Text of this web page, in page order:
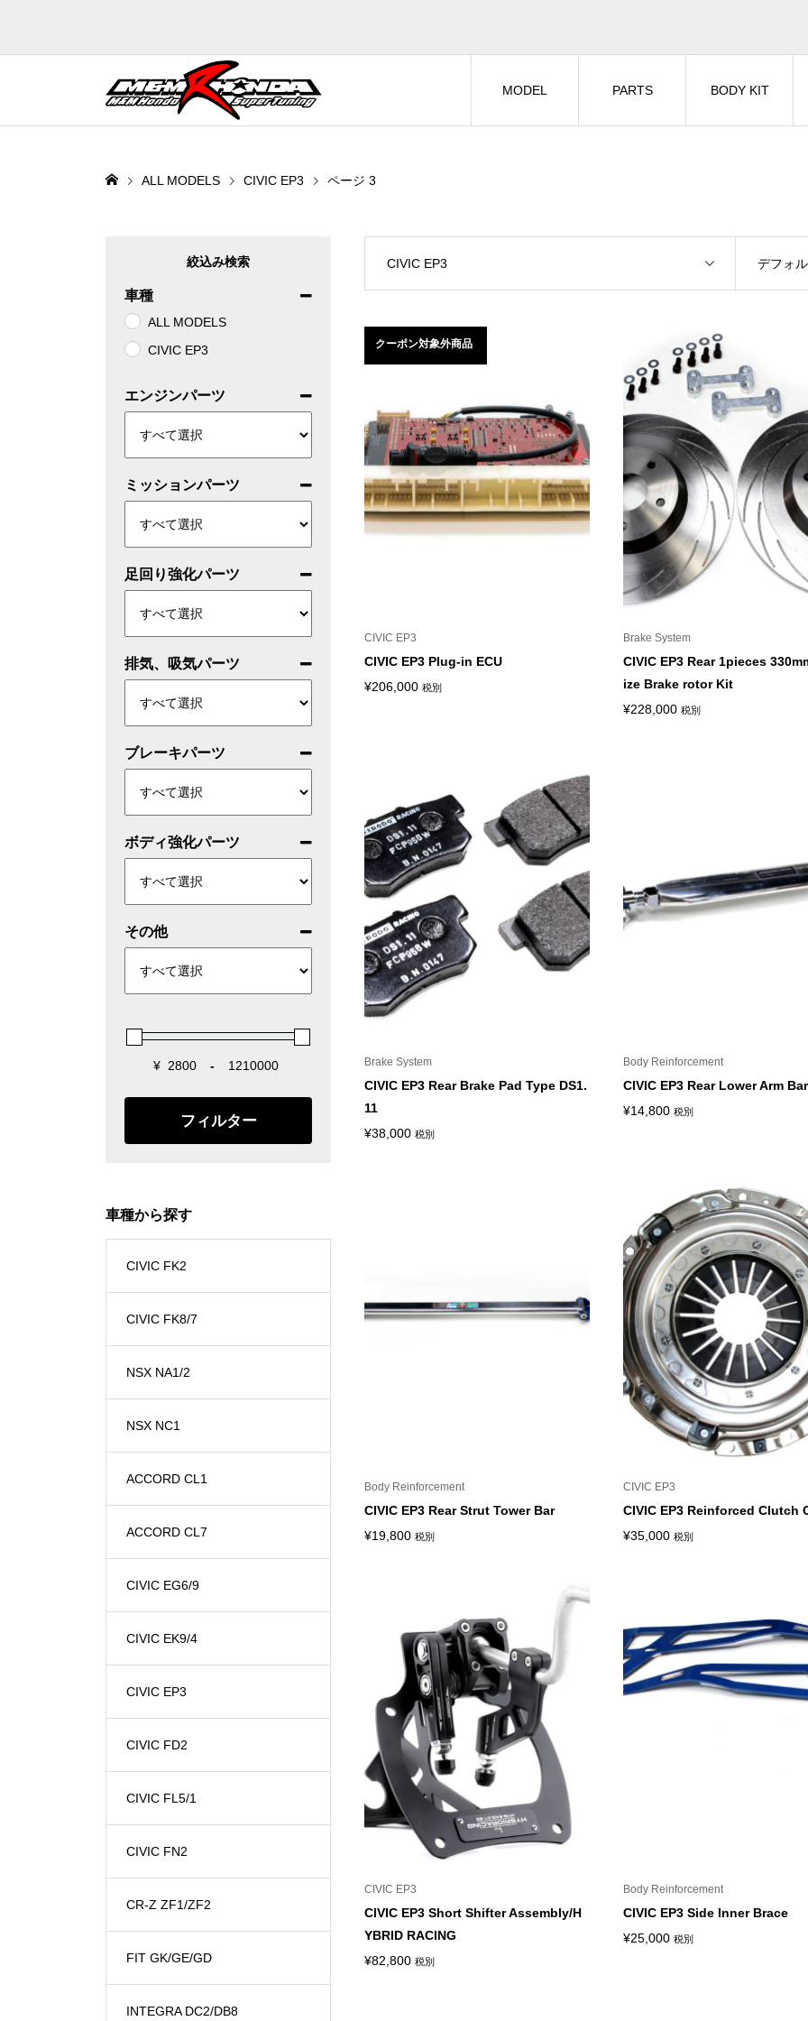
MODEL PARTS BODY KIT
ALL MODELS CIVIC EP3 ページ 3
CIVIC EP3 デフォ
クーポン対象外商品
CIVIC EP3
CIVIC EP3 Plug-in ECU
¥206,000 税別
Brake System
CIVIC EP3 Rear 1pieces
ize Brake rotor Kit
¥228,000 税別
Brake System
CIVIC EP3 Rear Brake Pad Type DS1.
11
¥38,000 税別
Body Reinforcement
CIVIC EP3 Rear Lower Arm Bar
¥14,800 税別
Body Reinforcement
CIVIC EP3 Rear Strut Tower Bar
¥19,800 税別
CIVIC EP3
CIVIC EP3 Reinforced Clutch
¥35,000 税別
CIVIC EP3
CIVIC EP3 Short Shifter Assembly/H
YBRID RACING
¥82,800 税別
Body Reinforcement
CIVIC EP3 Side Inner Brace
¥25,000 税別
車種
ALL MODELS
CIVIC EP3
エンジンパーツ
ミッションパーツ
足回り強化パーツ
排気、吸気パーツ
ブレーキパーツ
ボディ強化パーツ
その他
¥ -
フィルター
車種から探す
CIVIC FK2
CIVIC FK8/7
NSX NA1/2
NSX NC1
ACCORD CL1
ACCORD CL7
CIVIC EG6/9
CIVIC EK9/4
CIVIC EP3
CIVIC FD2
CIVIC FL5/1
CIVIC FN2
CR-Z ZF1/ZF2
FIT GK/GE/GD
INTEGRA DC2/DB8